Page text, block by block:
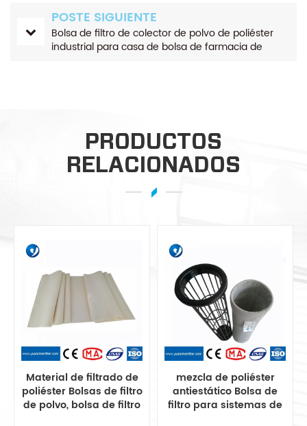
temperaturas
POSTE SIGUIENTE
Bolsa de filtro de colector de polvo de poliéster
industrial para casa de bolsa de farmacia de
PRODUCTOS
RELACIONADOS
Material de filtrado de
poliéster Bolsas de filtro
de polvo, bolsa de filtro
mezcla de poliéster
antiestático Bolsa de
filtro para sistemas de